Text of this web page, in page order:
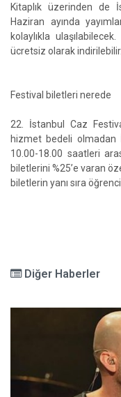
Kitaplık üzerinden de
Haziran ayında
kolaylıkla
ücretsiz olarak indirilebilir.
Festival biletleri nerede
22. İstanbul Caz
hizmet bedeli olmadan
10.00-18.00 saatleri
biletlerini %25’e varan
biletlerin yanı sıra
Diğer Haberler